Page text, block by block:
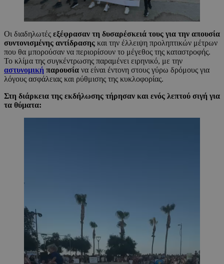
Οι διαδηλωτές εξέφρασαν τη δυσαρέσκειά τους για την απουσία
συντονισμένης αντίδρασης και την έλλειψη προληπτικών μέτρων
που θα μπορούσαν να περιορίσουν το μέγεθος της καταστροφής.
Το κλίμα της συγκέντρωσης παραμένει ειρηνικό, με την
αστυνομική παρουσία να είναι έντονη στους γύρω δρόμους για
λόγους ασφάλειας και ρύθμισης της κυκλοφορίας.
Στη διάρκεια της εκδήλωσης τήρησαν και ενός λεπτού σιγή για
τα θύματα: